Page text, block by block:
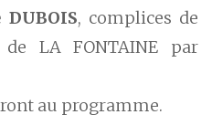
, complices de
LA FONTAINE par
au programme.